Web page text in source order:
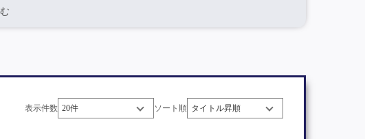
表示件数 ソート順